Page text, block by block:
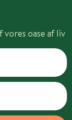
vores oase af liv